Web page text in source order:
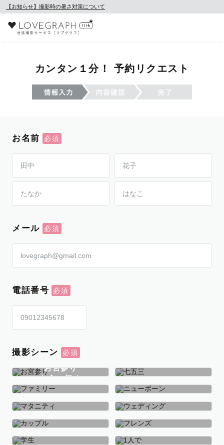
【お知らせ】撮影時の暑さ対策について
カンタン１分！ 予約リクエスト
お名前
メール
電話番号
撮影シーン
お宮参り
お食い初め
七五三
ファミリー ニューボーン
マタニティ ウェディング
カップル フレンズ